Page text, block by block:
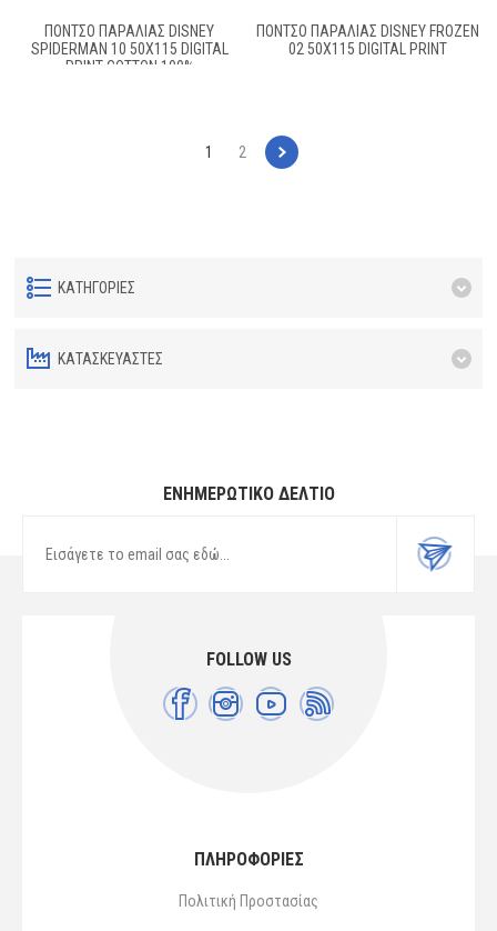
ΠΟΝΤΣΟ ΠΑΡΑΛΙΑΣ DISNEY
SPIDERMAN 10 50X115 DIGITAL
PRINT COTTON 100%
ΠΟΝΤΣΟ ΠΑΡΑΛΙΑΣ DISNEY FROZEN
02 50X115 DIGITAL PRINT
1 2
ΚΑΤΗΓΟΡΊΕΣ
ΚΑΤΑΣΚΕΥΑΣΤΈΣ
ΕΝΗΜΕΡΩΤΙΚΌ ΔΕΛΤΊΟ
FOLLOW US
ΠΛΗΡΟΦΟΡΙΕΣ
Πολιτική Προστασίας